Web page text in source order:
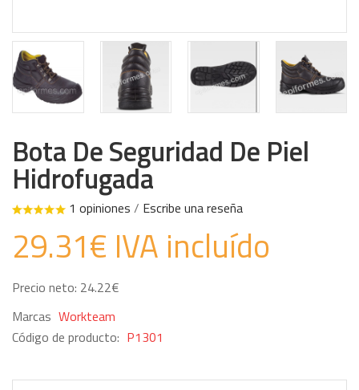
Bota De Seguridad De Piel
Hidrofugada
1 opiniones / Escribe una reseña
29.31€ IVA incluído
Precio neto: 24.22€
Marcas Workteam
Código de producto: P1301